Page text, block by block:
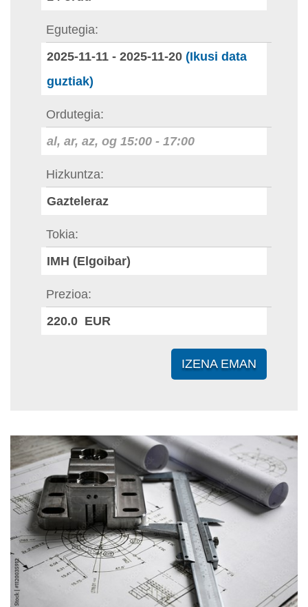
Egutegia
2025-11-11 - 2025-11-20 (Ikusi data
guztiak)
Ordutegia
al, ar, az, og 15:00 - 17:00
Hizkuntza
Gazteleraz
Tokia
IMH (Elgoibar)
Prezioa
220.0 EUR
IZENA EMAN